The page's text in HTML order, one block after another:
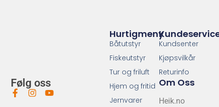
Følg oss
Kundsenter
Kjøpsvilkår
Returinfo
Om Oss
Heik.no
Hurtigmeny
Båtutstyr
Fiskeutstyr
Tur og friluft
Hjem og fritid
Jernvarer